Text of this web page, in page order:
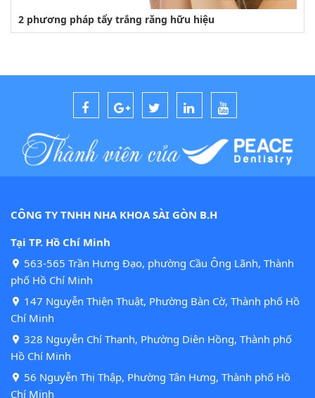
2 phương pháp tẩy trắng răng hữu hiệu
CÔNG TY TNHH NHA KHOA SÀI GÒN B.H
Tại TP. Hồ Chí Minh
563-565 Trần Hưng Đạo, phường Cầu Ông Lãnh, Thành
phố Hồ Chí Minh
147 Nguyễn Thiện Thuật, Phường Bàn Cờ, Thành phố Hồ
Chí Minh
328 Nguyễn Chí Thanh, Phường Diên Hồng, Thành phố
Hồ Chí Minh
56 Nguyễn Thị Thập, Phường Tân Hưng, Thành phố Hồ
Chí Minh